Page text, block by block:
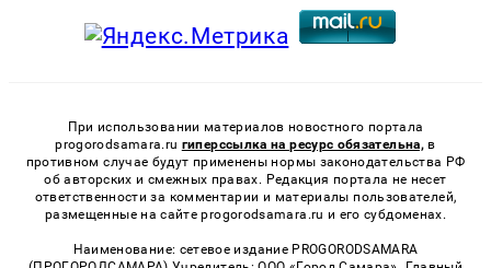
При использовании материалов новостного портала
progorodsamara.ru гиперссылка на ресурс обязательна, в
противном случае будут применены нормы законодательства РФ
об авторских и смежных правах. Редакция портала не несет
ответственности за комментарии и материалы пользователей,
размещенные на сайте progorodsamara.ru и его субдоменах.
Наименование: сетевое издание PROGORODSAMARA